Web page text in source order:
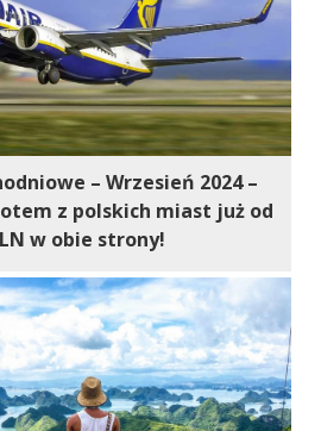
– Wrzesień 2024 –
z polskich miast już od
w obie strony!